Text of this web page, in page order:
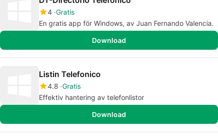
4 Gratis
En gratis app för Windows, av Juan Fernando Valencia.
Download
Listin Telefonico
4.8 Gratis
Effektiv hantering av telefonlistor
Download